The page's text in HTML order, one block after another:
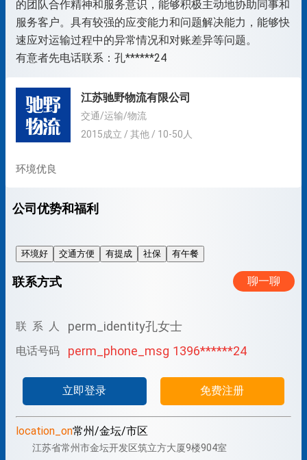
的团队合作精神和服务意识，能够积极主动地协助同事和
服务客户。具有较强的应变能力和问题解决能力，能够快
速应对运输过程中的异常情况和对账差异等问题。
有意者先电话联系：孔******24
江苏驰野物流有限公司
交通/运输/物流
2015成立 / 其他 / 10-50人
环境优良
公司优势和福利
环境好 交通方便 有提成 社保 有午餐
联系方式 聊一聊
联 系 人 perm_identity孔女士
电话号码 perm_phone_msg 1396******24
立即登录 免费注册
location_on常州/金坛/市区
江苏省常州市金坛开发区筑立方大厦9楼904室